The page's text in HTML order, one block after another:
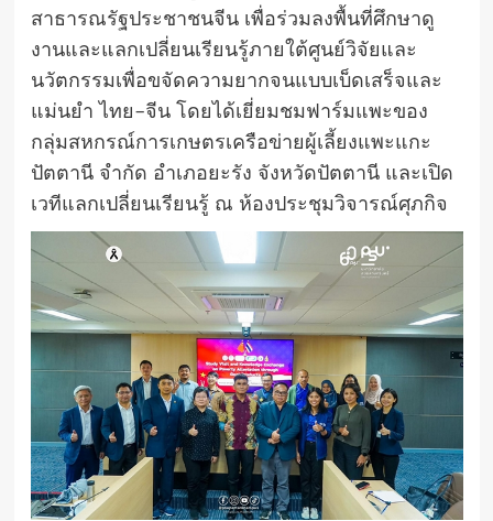
สาธารณรัฐประชาชนจีน เพื่อร่วมลงพื้นที่ศึกษาดู
งานและแลกเปลี่ยนเรียนรู้ภายใต้ศูนย์วิจัยและ
นวัตกรรมเพื่อขจัดความยากจนแบบเบ็ดเสร็จและ
แม่นยำ ไทย–จีน โดยได้เยี่ยมชมฟาร์มแพะของ
กลุ่มสหกรณ์การเกษตรเครือข่ายผู้เลี้ยงแพะแกะ
ปัตตานี จำกัด อำเภอยะรัง จังหวัดปัตตานี และเปิด
เวทีแลกเปลี่ยนเรียนรู้ ณ ห้องประชุมวิจารณ์ศุภกิจ